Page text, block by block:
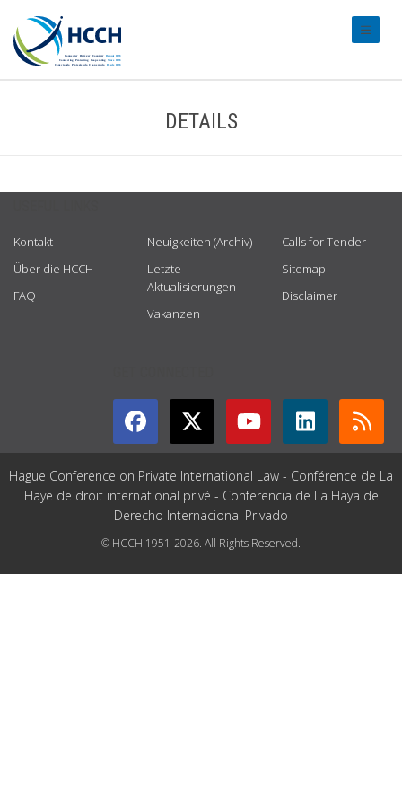
DETAILS
Kontakt
Über die HCCH
FAQ
Neuigkeiten (Archiv)
Letzte
Aktualisierungen
Vakanzen
Calls for Tender
Sitemap
Disclaimer
Hague Conference on Private International Law - Conférence de La
Haye de droit international privé - Conferencia de La Haya de
Derecho Internacional Privado
© HCCH 1951-2026. All Rights Reserved.